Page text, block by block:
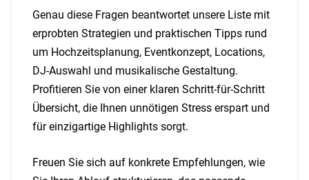
Genau diese Fragen beantwortet unsere Liste mit
erprobten Strategien und praktischen Tipps rund
um Hochzeitsplanung, Eventkonzept, Locations,
DJ-Auswahl und musikalische Gestaltung.
Profitieren Sie von einer klaren Schritt-für-Schritt
Übersicht, die Ihnen unnötigen Stress erspart und
für einzigartige Highlights sorgt.
Freuen Sie sich auf konkrete Empfehlungen, wie